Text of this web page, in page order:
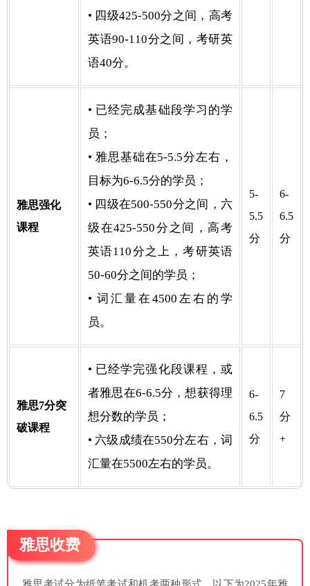
• 四级425-500分之间，高考
英语90-110分之间，考研英
语40分。
雅思强化
课程
• 已经完成基础段学习的学
员；
• 雅思基础在5-5.5分左右，
目标为6-6.5分的学员；
• 四级在500-550分之间，六
级在425-550分之间，高考
英语110分之上，考研英语
50-60分之间的学员；
• 词汇量在4500左右的学
员。
5-
5.5
分
6-
6.5
分
雅思7分突
破课程
• 已经学完强化段课程，或
者雅思在6-6.5分，想获得理
想分数的学员；
• 六级成绩在550分左右，词
汇量在5500左右的学员。
6-
6.5
分
7
分
+
雅思收费